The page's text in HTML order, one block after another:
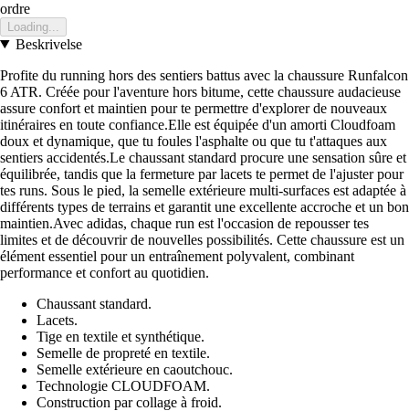
ordre
Loading...
Beskrivelse
Profite du running hors des sentiers battus avec la chaussure Runfalcon
6 ATR. Créée pour l'aventure hors bitume, cette chaussure audacieuse
assure confort et maintien pour te permettre d'explorer de nouveaux
itinéraires en toute confiance.Elle est équipée d'un amorti Cloudfoam
doux et dynamique, que tu foules l'asphalte ou que tu t'attaques aux
sentiers accidentés.Le chaussant standard procure une sensation sûre et
équilibrée, tandis que la fermeture par lacets te permet de l'ajuster pour
tes runs. Sous le pied, la semelle extérieure multi-surfaces est adaptée à
différents types de terrains et garantit une excellente accroche et un bon
maintien.Avec adidas, chaque run est l'occasion de repousser tes
limites et de découvrir de nouvelles possibilités. Cette chaussure est un
élément essentiel pour un entraînement polyvalent, combinant
performance et confort au quotidien.
Chaussant standard.
Lacets.
Tige en textile et synthétique.
Semelle de propreté en textile.
Semelle extérieure en caoutchouc.
Technologie CLOUDFOAM.
Construction par collage à froid.